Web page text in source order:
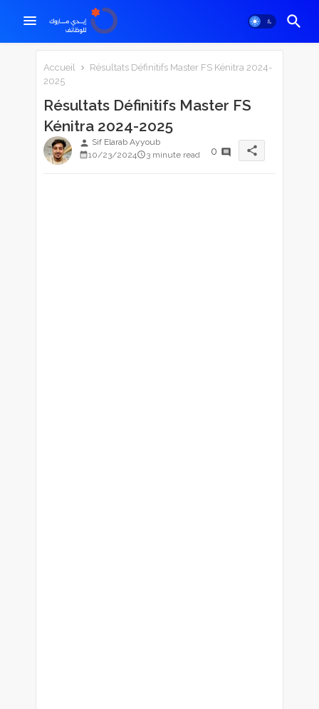
Accueil
Résultats Définitifs Master FS Kénitra 2024-
2025
Résultats Définitifs Master FS
Kénitra 2024-2025
person Sif Elarab Ayyoub
10/23/2024
3 minute read 0 share